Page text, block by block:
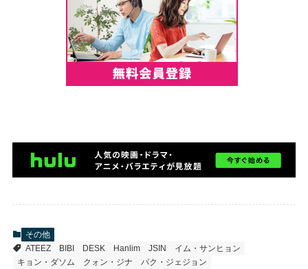
その他
ATEEZ
BIBI DESK Hanlim JSIN
イム・サンヒョン
キョン・ダソム
クォン・ジナ パク・ジェジョン